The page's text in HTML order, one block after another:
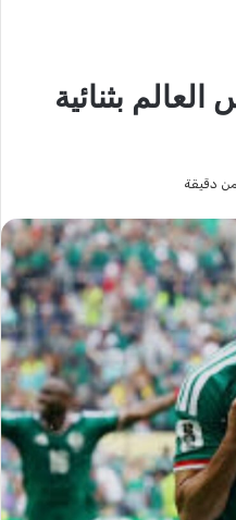
بثنائية
دقيقة